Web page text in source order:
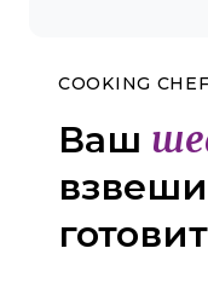
COOKING
Ваш
готовит